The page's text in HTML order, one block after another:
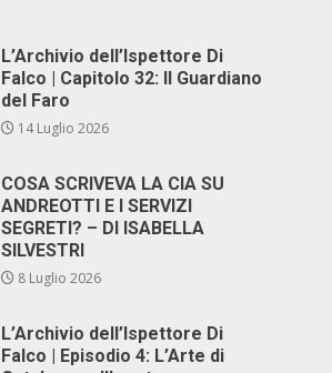
L’Archivio dell’Ispettore Di
Falco | Capitolo 32: Il Guardiano
del Faro
14 Luglio 2026
COSA SCRIVEVA LA CIA SU
ANDREOTTI E I SERVIZI
SEGRETI? – DI ISABELLA
SILVESTRI
8 Luglio 2026
L’Archivio dell’Ispettore Di
Falco | Episodio 4: L’Arte di